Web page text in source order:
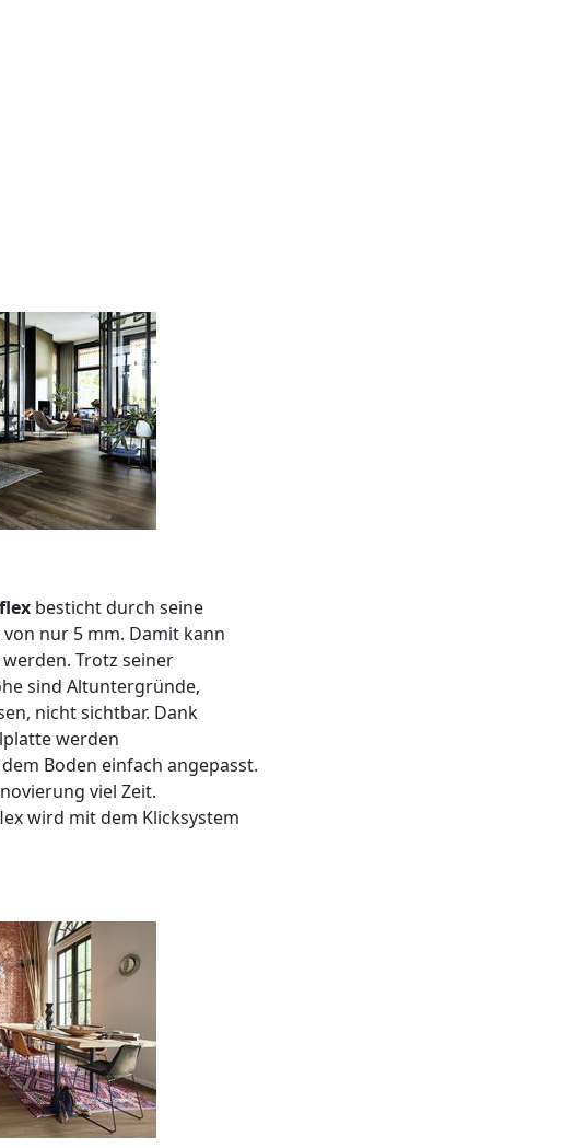
besticht durch seine
nur 5 mm. Damit kann
Trotz seiner
sind Altuntergründe,
nicht sichtbar. Dank
werden
Boden einfach angepasst.
viel Zeit.
wird mit dem Klicksystem